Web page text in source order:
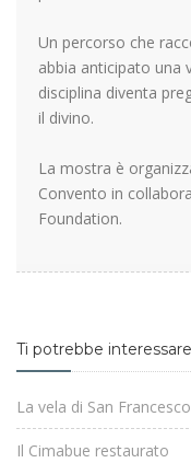
Un percorso che
abbia anticipato una
disciplina diventa
il divino.
La mostra è
Convento in
Foundation.
Ti potrebbe interessare
La vela di San
Il Cimabue restaurato